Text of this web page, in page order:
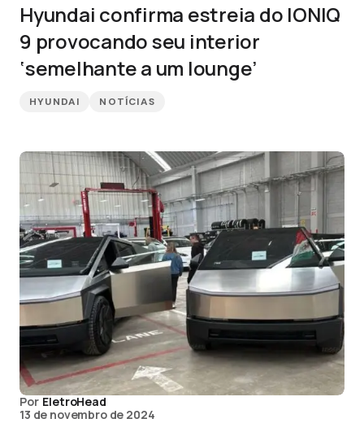
Hyundai confirma estreia do IONIQ
9 provocando seu interior
‘semelhante a um lounge’
HYUNDAI NOTÍCIAS
Por EletroHead
13 de novembro de 2024